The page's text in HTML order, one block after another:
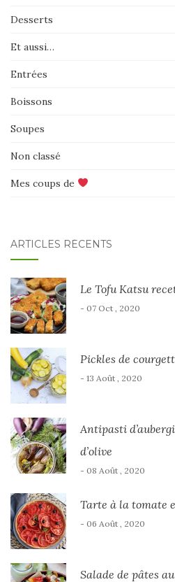
Desserts
Et aussi…
Entrées
Boissons
Soupes
Non classé
Mes coups de
ARTICLES RÉCENTS
Le Tofu Katsu
- 07 Oct , 2020
Pickles de
- 13 Août , 2020
Antipasti
d’olive
- 08 Août , 2020
Tarte à la tomate
- 06 Août , 2020
Salade de pâtes